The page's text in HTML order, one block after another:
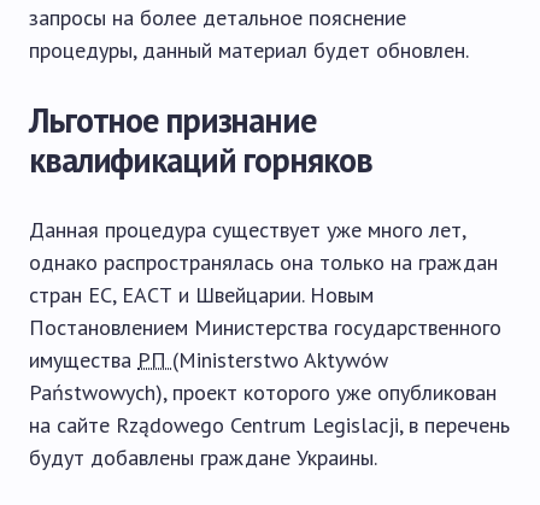
запросы на более детальное пояснение
процедуры, данный материал будет обновлен.
Льготное признание
квалификаций горняков
Данная процедура существует уже много лет,
однако распространялась она только на граждан
стран ЕС, ЕАСТ и Швейцарии. Новым
Постановлением Министерства государственного
имущества РП (Ministerstwo Aktywów
Państwowych), проект которого уже опубликован
на сайте Rządowego Centrum Legislacji, в перечень
будут добавлены граждане Украины.